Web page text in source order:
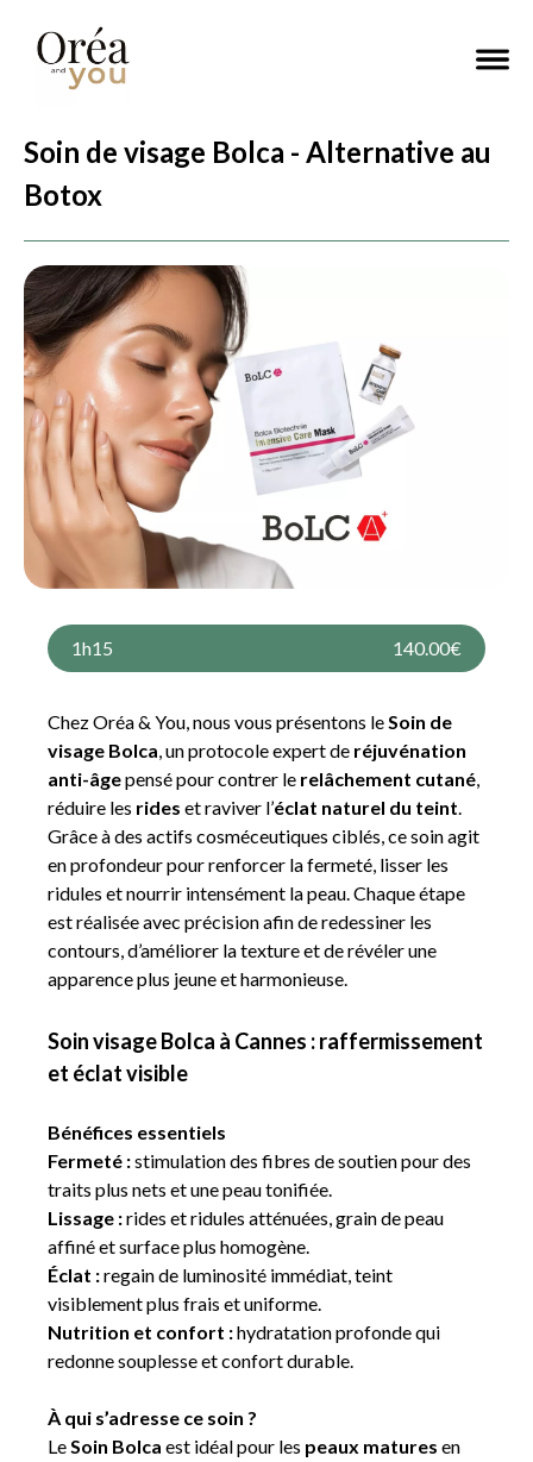
Soin de visage Bolca - Alternative au
Botox
1h15 140.00€
Chez Oréa & You, nous vous présentons leSoin de
visage Bolca, un protocole expert de réjuvénation
anti-âgepensé pour contrer le relâchement cutané,
réduire les rides et raviver l’éclat naturel du teint.
Grâce à des actifs cosméceutiques ciblés, ce soin agit
en profondeur pour renforcer la fermeté, lisser les
ridules et nourrir intensément la peau. Chaque étape
est réalisée avec précision afin de redessiner les
contours, d’améliorer la texture et de révéler une
apparence plus jeune et harmonieuse.
Soin visage Bolca à Cannes : raffermissement
et éclat visible
Bénéfices essentiels
Fermeté :stimulation des fibres de soutien pour des
traits plus nets et une peau tonifiée.
Lissage :rides et ridules atténuées, grain de peau
affiné et surface plus homogène.
Éclat :regain de luminosité immédiat, teint
visiblement plus frais et uniforme.
Nutrition et confort :hydratation profonde qui
redonne souplesse et confort durable.
À qui s’adresse ce soin ?
LeSoin Bolca est idéal pour les peaux matures en